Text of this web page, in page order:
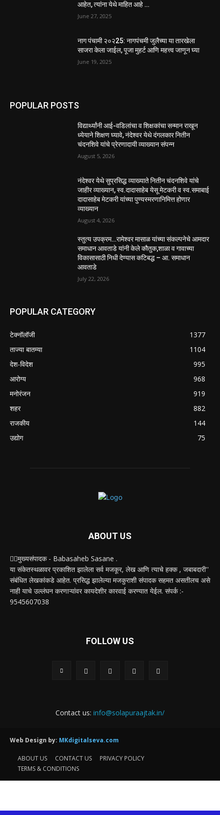
आहेत, त्यांना येथे माहित आहे …
June 27, 2025
नाग पंचामी २०२25: नागपंचमी जुलैच्या या तारखेला
साजरा केला जाईल, पूजा मुहर्ट आणि महत्त्व जाणून घ्या
June 19, 2025
POPULAR POSTS
विद्यार्थ्यांनी आई-वडिलांचा व शिक्षकांचा सन्मान राखून
ध्येयाने शिक्षण घ्यावे, नंदेश्वर येथे दंगलकार नितीन
चंदनशिवे यांचे प्रेरणादायी व्याख्यान संपन्न
August 5, 2026
नंदेश्वर येथे सुप्रसिद्ध व्याख्याते नितीन चंदनशिवे यांचे
जाहीर व्याख्यान, स्व.दादासाहेब येसू मेटकरी व स्व.समाबाई
दादासाहेब मेटकरी यांच्या पुण्यस्मरणानिमित्त होणार
व्याख्यान
August 4, 2026
स्तुत्य उपक्रम…रामेश्वर मासाळ यांच्या संकल्पनेचे आमदार
समाधान आवताडे यांनी केले कौतुक,शाळा व गावाच्या
विकासासाठी निधी देण्यास कटिबद्ध – आ. समाधान
आवताडे
July 22, 2026
POPULAR CATEGORY
टेक्नॉलॉजी
1377
ताज्या बातम्या
1104
देश-विदेश
995
आरोग्य
968
मनोरंजन
919
शहर
882
राजकीय
144
उद्योग
75
ABOUT US
✍🏻मुख्यसंपादक - Babasaheb Sasane .
या संकेतस्थळावर प्रकाशित झालेला सर्व मजकूर, लेख आणि त्याचे हक्क , जबाबदारी''
संबंधित लेखकांकडे आहेत. प्रसिद्ध झालेल्या मजकुराशी संपादक सहमत असतीलच असे
नाही याचे उल्लंघन करणाऱ्यांवर कायदेशीर कारवाई करण्यात येईल. संपर्क :-
9545607038
FOLLOW US
Contact us: info@solapuraajtak.in/
Web Design by: MKdigitalseva.com
ABOUT US CONTACT US
PRIVACY POLICY
TERMS & CONDITIONS